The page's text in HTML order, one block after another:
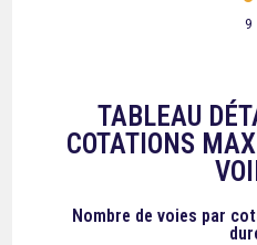
9
TABLEAU
COTATIONS
Nombre de voies par